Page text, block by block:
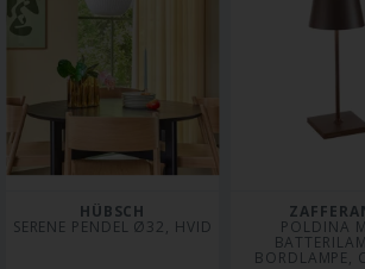
HÜBSCH
SERENE PENDEL Ø32, HVID POLDINA
BORDLAMPE,